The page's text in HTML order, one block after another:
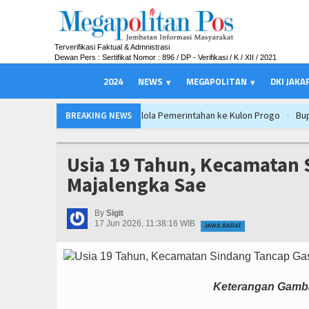
Terverifikasi Faktual & Admnistrasi
Dewan Pers : Sertifikat Nomor : 896 / DP - Verifikasi / K / XII / 2021
2024 NEWS MEGAPOLITAN DKI
BREAKING NEWS
Kelola Pemerintahan ke Kulon Progo Bupati Barito Utara Hadiri
Kelola Pemerintahan ke Kulon Progo
Bupati Barito Utara Hadiri
Paripurna APBD 2026, Dana Tetap Aman
APBD Majalengka 2026 Naik
Kelola Pemerintahan ke Kulon Progo
Bupati Barito Utara Hadiri
Paripurna APBD 2026, Dana Tetap Aman
Usia 19 Tahun, Kecamatan
Majalengka Sae
By Sigit
17 Jun 2026, 11:38:16 WIB
JAWA BARAT
Keterangan